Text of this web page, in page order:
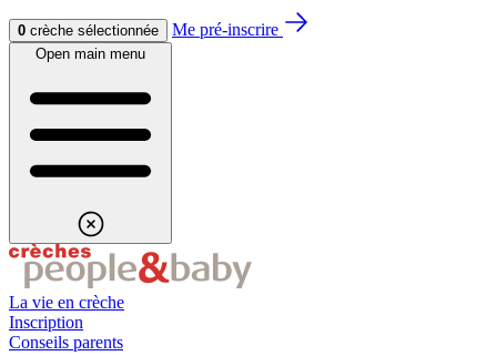
Aller au contenuAller au footer
0 crèche sélectionnée Me pré-inscrire
Open main menu
La vie en crèche
Inscription
Conseils parents